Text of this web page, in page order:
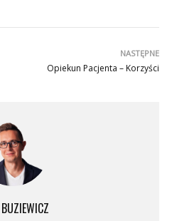
NASTĘPNE
Opiekun Pacjenta – Korzyści